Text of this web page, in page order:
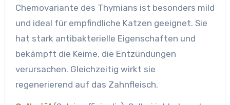
Chemovariante des Thymians ist besonders mild
und ideal für empfindliche Katzen geeignet. Sie
hat stark antibakterielle Eigenschaften und
bekämpft die Keime, die Entzündungen
verursachen. Gleichzeitig wirkt sie
regenerierend auf das Zahnfleisch.